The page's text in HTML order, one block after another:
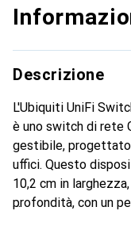
Descrizione
L'Ubiquiti UniFi
è uno switch di rete
gestibile,
uffici. Questo
10,2 cm in
profondità, con un